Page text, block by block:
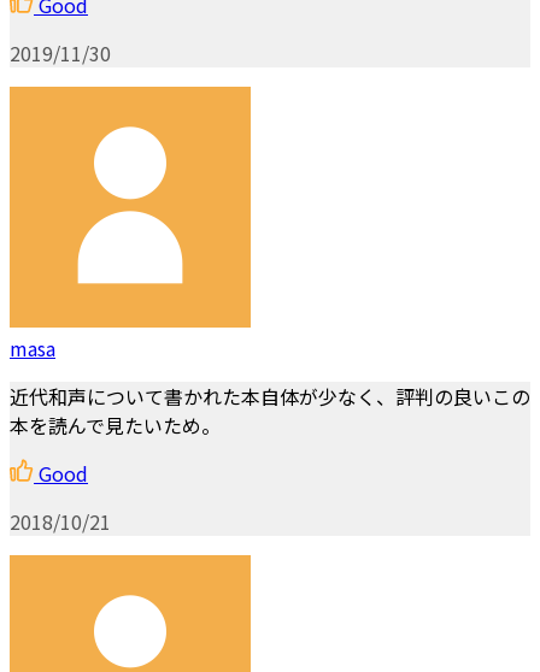
2019/11/30
masa
近代和声について書かれた本自体が少なく、評判の良いこの
本を読んで見たいため。
Good
2018/10/21